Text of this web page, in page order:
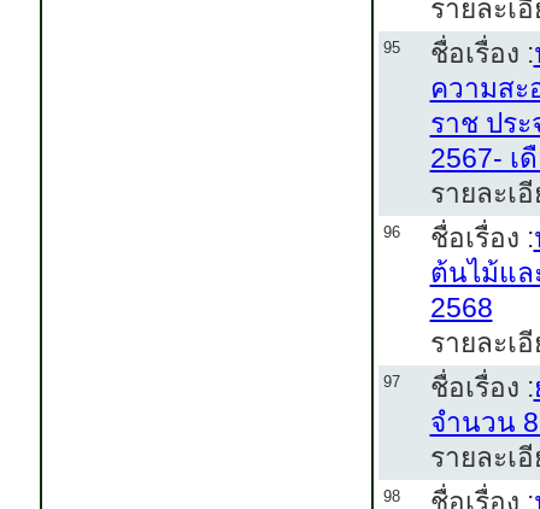
รายละเ
95 ชื่อเรื่อง :
ความสะ
ราช ปร
2567- เ
รายละเ
96 ชื่อเรื่อง :
ต้นไม้แล
2568
รายละเ
97 ชื่อเรื่อง :
จำนวน
รายละเ
98 ชื่อเรื่อง :